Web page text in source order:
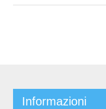
Informazioni